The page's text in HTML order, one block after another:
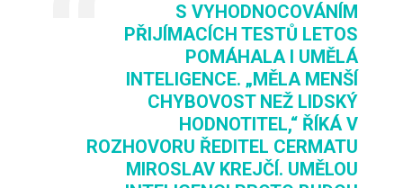
S VYHODNOCOVÁNÍM
PŘIJÍMACÍCH TESTŮ LETOS
POMÁHALA I UMĚLÁ
INTELIGENCE. „MĚLA MENŠÍ
CHYBOVOST NEŽ LIDSKÝ
HODNOTITEL,“ ŘÍKÁ V
ROZHOVORU ŘEDITEL CERMATU
MIROSLAV KREJČÍ. UMĚLOU